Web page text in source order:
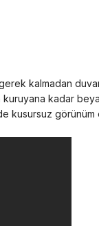
kalmadan
kadar
kusursuz